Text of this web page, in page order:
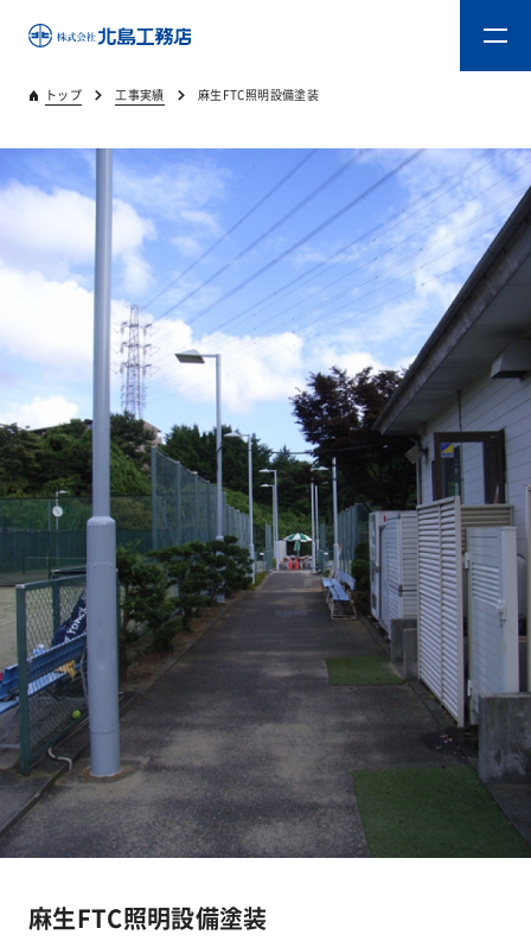
トップ 工事実績 麻生FTC照明設備塗装
麻生FTC照明設備塗装
トップ
キタジマのものづくり
重量木骨造SE構法
新築工事
リフォーム
リフォームスタッフ
工事実績
会社情報
キャラクター
沿革
関連企業
新着情報